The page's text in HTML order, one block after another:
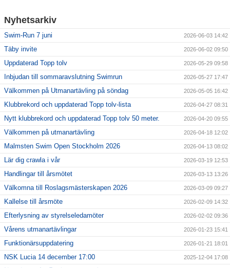
Nyhetsarkiv
Swim-Run 7 juni 2026-06-03 14:42
Täby invite 2026-06-02 09:50
Uppdaterad Topp tolv 2026-05-29 09:58
Inbjudan till sommaravslutning Swimrun 2026-05-27 17:47
Välkommen på Utmanartävling på söndag 2026-05-05 16:42
Klubbrekord och uppdaterad Topp tolv-lista 2026-04-27 08:31
Nytt klubbrekord och uppdaterad Topp tolv 50 meter. 2026-04-20 09:55
Välkommen på utmanartävling 2026-04-18 12:02
Malmsten Swim Open Stockholm 2026 2026-04-13 08:02
Lär dig crawla i vår 2026-03-19 12:53
Handlingar till årsmötet 2026-03-13 13:26
Välkomna till Roslagsmästerskapen 2026 2026-03-09 09:27
Kallelse till årsmöte 2026-02-09 14:32
Efterlysning av styrelseledamöter 2026-02-02 09:36
Vårens utmanartävlingar 2026-01-23 15:41
Funktionärsuppdatering 2026-01-21 18:01
NSK Lucia 14 december 17:00 2025-12-04 17:08